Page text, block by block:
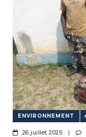
ENVIRONNEMENT
26 juillet 2025 |